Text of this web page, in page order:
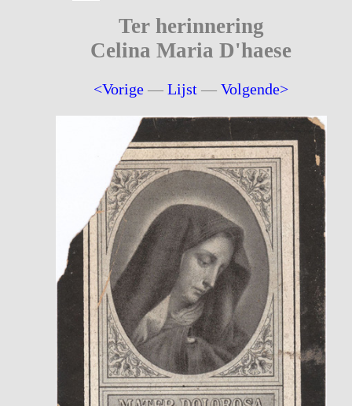
Ter herinnering
Celina Maria D'haese
<Vorige —Lijst —Volgende>